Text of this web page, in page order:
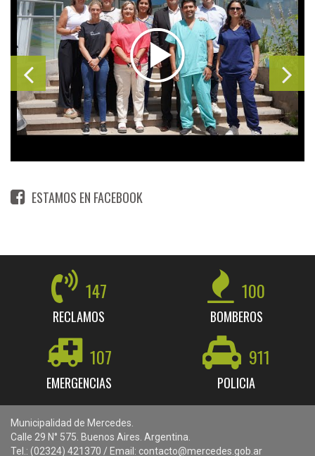
ESTAMOS EN FACEBOOK
147
RECLAMOS
100
BOMBEROS
107
EMERGENCIAS
911
POLICIA
Municipalidad de Mercedes.
Calle 29 N° 575. Buenos Aires. Argentina.
Tel.: (02324) 421370 / Email: contacto@mercedes.gob.ar